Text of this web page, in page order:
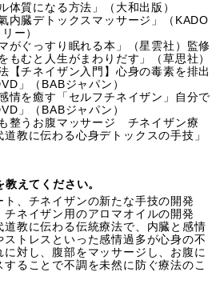
体質になる方法」（大和出版）
内臓デトックスマッサージ」（KADO
ー）
がぐっすり眠れる本」（星雲社）監修
もむと人生がまわりだす」（草思社）
【チネイザン入門】心身の毒素を排出
」（BABジャパン）
情を癒す「セルフチネイザン」自分で
」（BABジャパン）
整うお腹マッサージ チネイザン療
教に伝わる心身デトックスの手技」
えてください。
、チネイザンの新たな手技の開発
チネイザン用のアロマオイルの開発
道教に伝わる伝統療法で、内臓と感情
トレスといった感情過多が心身の不
対し、腹部をマッサージし、お腹に
ることで不調を未然に防ぐ療法のこ